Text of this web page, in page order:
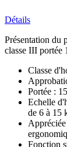
Détails
Présentation du
classe III portée
Classe
Portée :
Echelle
de 6 à 15
Fonction